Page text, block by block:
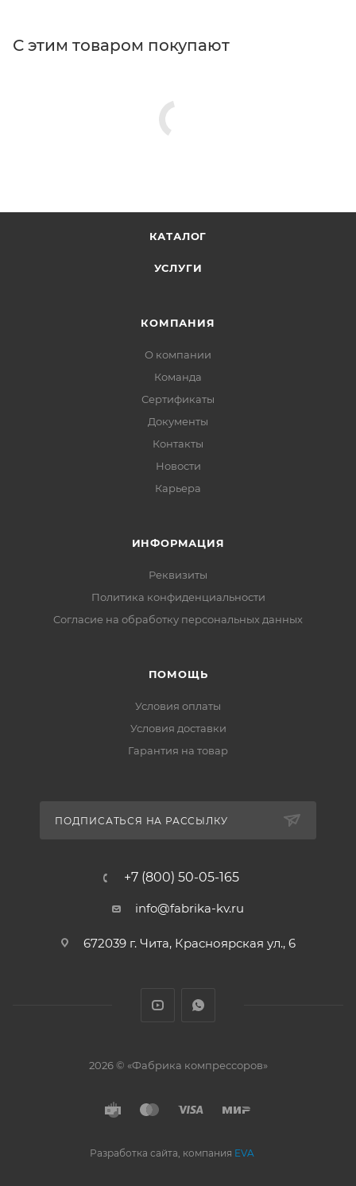
С этим товаром покупают
КАТАЛОГ
УСЛУГИ
КОМПАНИЯ
О компании
Команда
Сертификаты
Документы
Контакты
Новости
Карьера
ИНФОРМАЦИЯ
Реквизиты
Политика конфиденциальности
Cогласие на обработку персональных данных
ПОМОЩЬ
Условия оплаты
Условия доставки
Гарантия на товар
ПОДПИСАТЬСЯ НА РАССЫЛКУ
+7 (800) 50-05-165
info@fabrika-kv.ru
672039 г. Чита, Красноярская ул., 6
2026 © «Фабрика компрессоров»
Разработка сайта, компания EVA